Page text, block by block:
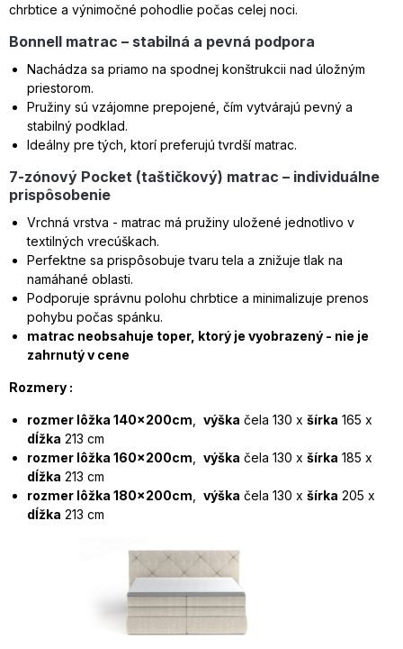
chrbtice a výnimočné pohodlie počas celej noci.
Bonnell matrac – stabilná a pevná podpora
Nachádza sa priamo na spodnej konštrukcii nad úložným
priestorom.
Pružiny sú vzájomne prepojené, čím vytvárajú pevný a
stabilný podklad.
Ideálny pre tých, ktorí preferujú tvrdší matrac.
7-zónový Pocket (taštičkový) matrac – individuálne
prispôsobenie
Vrchná vrstva - matrac má pružiny uložené jednotlivo v
textilných vrecúškach.
Perfektne sa prispôsobuje tvaru tela a znižuje tlak na
namáhané oblasti.
Podporuje správnu polohu chrbtice a minimalizuje prenos
pohybu počas spánku.
matrac neobsahuje toper, ktorý je vyobrazený - nie je
zahrnutý v cene
Rozmery :
rozmer lôžka 140x200cm výška čela 130 x šírka 165 x
dĺžka 213 cm
rozmer lôžka 160x200cm
výška čela 130 x šírka 185 x
dĺžka 213 cm
rozmer lôžka 180x200cm
výška čela 130 x šírka 205 x
dĺžka 213 cm